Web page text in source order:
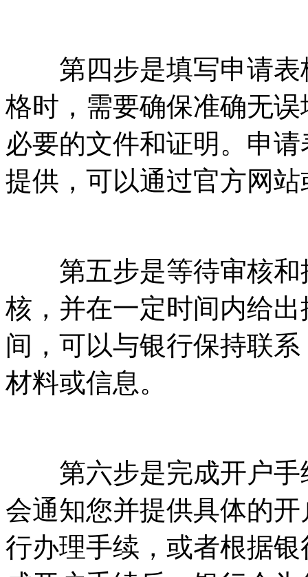
第四步是填写申请表
格时，需要确保准确无
必要的文件和证明。申
提供，可以通过官方网
第五步是等待审核和
核，并在一定时间内给
间，可以与银行保持联
材料或信息。
第六步是完成开户手
会通知您并提供具体的
行办理手续，或者根据